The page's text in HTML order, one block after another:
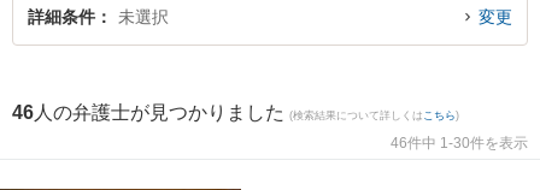
近くの弁護士を検索したい』『初回相談無料で不動産売買トラブルを法律相談
詳細条件 未選択 変更
46 人の弁護士が見つかりました (検索結果について詳しくは こちら)
46件中 1-30件を表示